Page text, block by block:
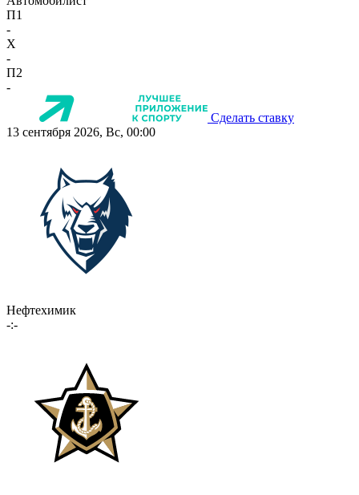
П1
-
X
-
П2
-
Сделать ставку
13 сентября 2026, Вс, 00:00
Нефтехимик
-:-